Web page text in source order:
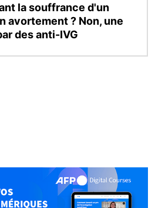
la souffrance d'un
avortement ? Non, une
des anti-IVG